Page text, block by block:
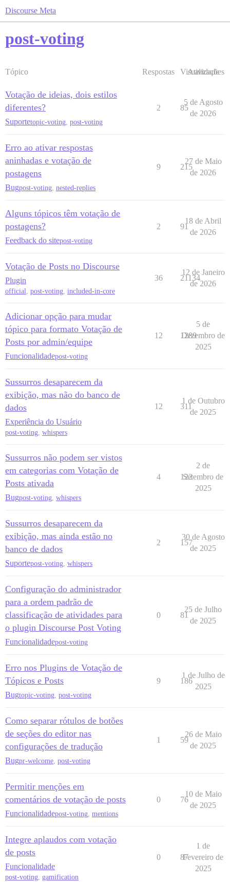
Discourse Meta
post-voting
Tópico Respostas Visualizações
Atividade
Votação de ideias, dois estilos
diferentes?
Suportetopic-voting post-voting
2 85
5 de Agosto
de 2026
Erro ao ativar respostas
aninhadas e votação de
postagens
Bugpost-voting nested-replies
9 215
27 de Maio
de 2026
Alguns tópicos têm votação de
postagens?
Feedback do sitepost-voting
2 91
18 de Abril
de 2026
Votação de Posts no Discourse
Plugin
official, post-voting, included-in-core
36 21134
12 de Janeiro
de 2026
Adicionar opção para mudar
tópico para formato Votação de
Posts por admin/equipe
Funcionalidadepost-voting
12 1289
5 de
Dezembro de
2025
Sussurros desaparecem da
exibição, mas não do banco de
dados
Experiência do Usuário
post-voting, whispers
12 311
1 de Outubro
de 2025
Sussurros não podem ser vistos
em categorias com Votação de
Posts ativada
Bugpost-voting whispers
4 122
2 de
Setembro de
2025
Sussurros desaparecem da
exibição, mas ainda estão no
banco de dados
Suportepost-voting whispers
2 157
30 de Agosto
de 2025
Configuração do administrador
para a ordem padrão de
classificação de atividades para
o plugin Discourse Post Voting
Funcionalidadepost-voting
0 81
25 de Julho
de 2025
Erro nos Plugins de Votação de
Tópicos e Posts
Bugtopic-voting post-voting
9 186
1 de Julho de
2025
Como separar rótulos de botões
de seções do editor nas
configurações de tradução
Bugpr-welcome post-voting
1 59
26 de Maio
de 2025
Permitir menções em
comentários de votação de posts
Funcionalidadepost-voting mentions
0 76
10 de Maio
de 2025
Integre aplaudos com votação
de posts
Funcionalidade
post-voting, gamification
0 87
1 de
Fevereiro de
2025